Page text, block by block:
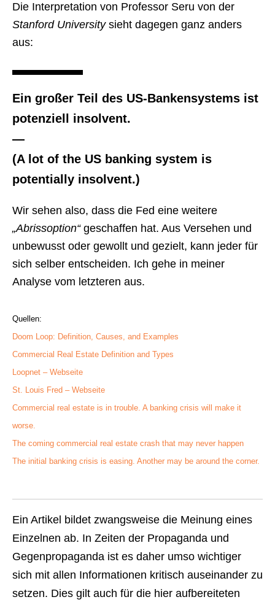
Die Interpretation von Professor Seru von der
Stanford Universitysieht dagegen ganz anders
aus:
Ein großer Teil des US-Bankensystems ist
potenziell insolvent.
—
(A lot of the US banking system is
potentially insolvent.)
Wir sehen also, dass die Fed eine weitere
„Abrissoption“geschaffen hat. Aus Versehen und
unbewusst oder gewollt und gezielt, kann jeder für
sich selber entscheiden. Ich gehe in meiner
Analyse vom letzteren aus.
Quellen:
Doom Loop: Definition, Causes, and Examples
Commercial Real Estate Definition and Types
Loopnet – Webseite
St. Louis Fred – Webseite
Commercial real estate is in trouble. A banking crisis will make it
worse.
The coming commercial real estate crash that may never happen
The initial banking crisis is easing. Another may be around the corner.
Ein Artikel bildet zwangsweise die Meinung eines
Einzelnen ab. In Zeiten der Propaganda und
Gegenpropaganda ist es daher umso wichtiger
sich mit allen Informationen kritisch auseinander zu
setzen. Dies gilt auch für die hier aufbereiteten